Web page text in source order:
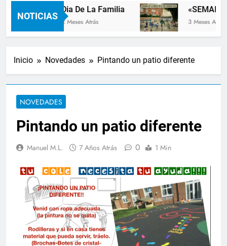
NOTICIAS
Dia De La Familia
2 Meses Atrás
«SEMANA
3 Meses Atrás
Inicio Novedades Pintando un patio diferente
NOVEDADES
Pintando un patio diferente
Manuel M.L. 7 Años Atrás 0 1 Min